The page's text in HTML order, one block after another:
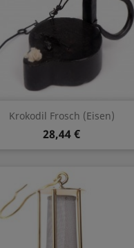
Krokodil Frosch (Eisen)
28,44 €